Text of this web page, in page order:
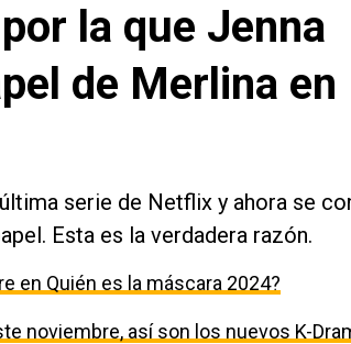
la que Jenna
de Merlina en
serie de Netflix y ahora se
Esta es la verdadera razón.
en Quién es la máscara 2024?
noviembre, así son los nuevos K-